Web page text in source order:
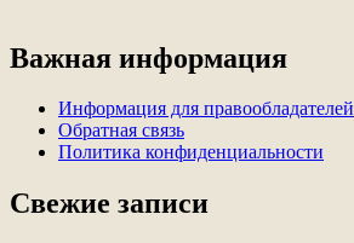
Важная информация
Информация для правообладателей
Обратная связь
Политика конфиденциальности
Свежие записи